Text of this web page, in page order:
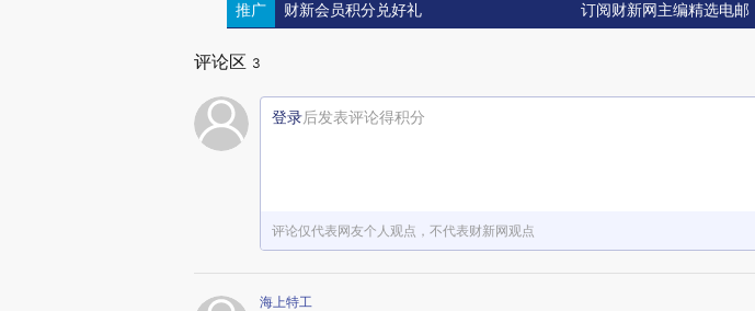
推广 财新会员积分兑好礼 订阅财新网主编精选电邮
评论区 3
登录后发表评论得积分
评论仅代表网友个人观点，不代表财新网观点
海上特工